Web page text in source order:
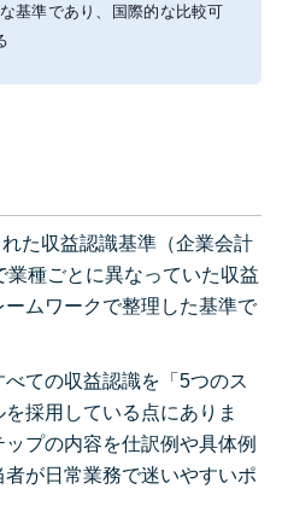
基準であり、国際的な比較可
た収益認識基準（企業会計
種ごとに異なっていた収益
ムワークで整理した基準で
ての収益認識を「5つのス
採用している点にありま
プの内容を仕訳例や具体例
が日常業務で迷いやすいポ